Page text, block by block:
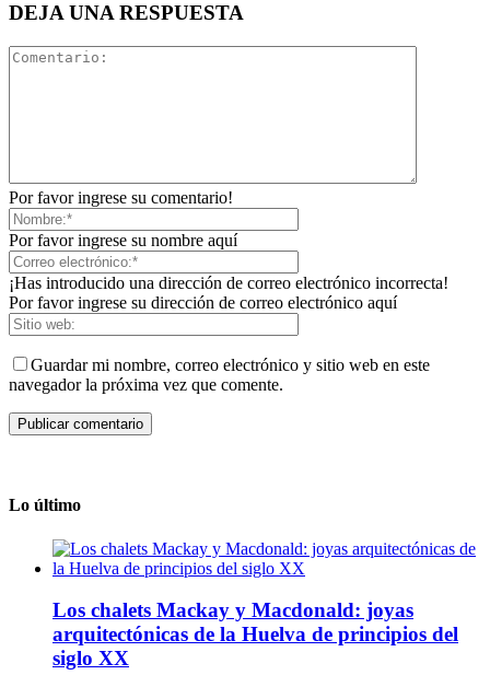
DEJA UNA RESPUESTA
Por favor ingrese su comentario!
Por favor ingrese su nombre aquí
¡Has introducido una dirección de correo electrónico incorrecta!
Por favor ingrese su dirección de correo electrónico aquí
Guardar mi nombre, correo electrónico y sitio web en este
navegador la próxima vez que comente.
Lo último
Los chalets Mackay y Macdonald: joyas
arquitectónicas de la Huelva de principios del
siglo XX